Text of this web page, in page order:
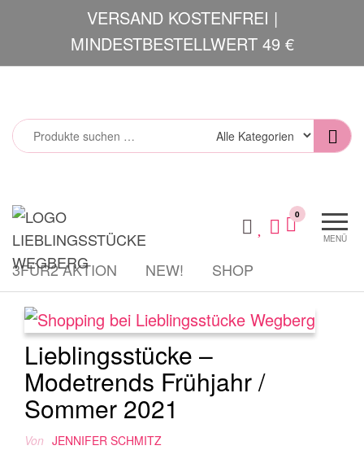
springen
VERSAND KOSTENFREI |
MINDESTBESTELLWERT 49 €
Lieblingsstücke
MENÜ
0
3FÜR2 AKTION NEW! SHOP
Lieblingsstücke –
Modetrends Frühjahr /
Sommer 2021
Von JENNIFER SCHMITZ